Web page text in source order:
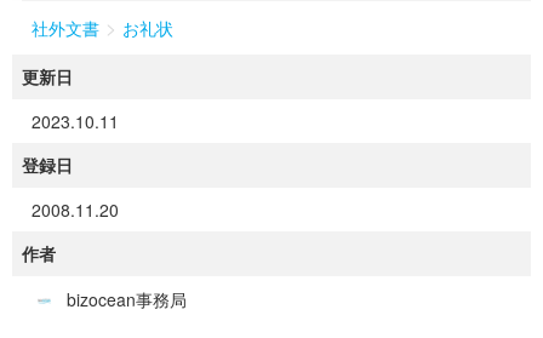
社外文書 > お礼状
更新日
2023.10.11
登録日
2008.11.20
作者
bizocean事務局